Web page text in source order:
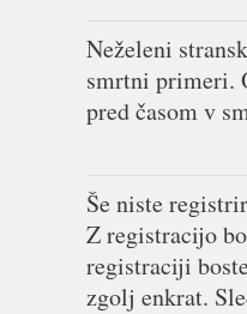
Neželeni
smrtni primeri.
pred časom v
Še niste
Z registracijo
registraciji
zgolj enkrat.